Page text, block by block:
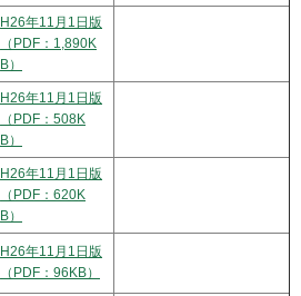
H26年11月1日版
（PDF：1,890K
B）
H26年11月1日版
（PDF：508K
B）
H26年11月1日版
（PDF：620K
B）
H26年11月1日版
（PDF：96KB）